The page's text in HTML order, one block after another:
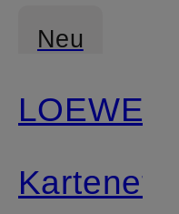
Neu
LOEWE
Kartenetui